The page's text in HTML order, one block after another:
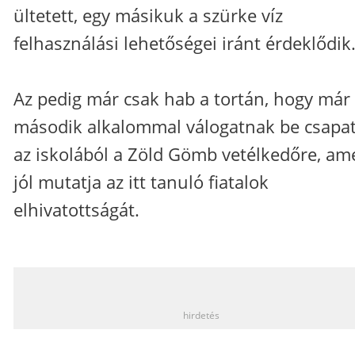
ültetett, egy másikuk a szürke víz
felhasználási lehetőségei iránt érdeklődik.
Az pedig már csak hab a tortán, hogy már
második alkalommal válogatnak be
az iskolából a Zöld Gömb vetélkedőre,
jól mutatja az itt tanuló fiatalok
elhivatottságát.
hirdetés